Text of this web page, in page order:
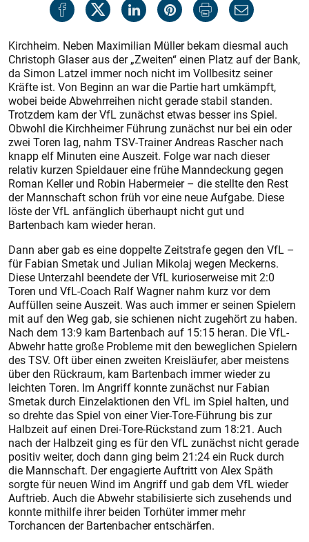
Kirchheim. Neben Maximilian Müller bekam diesmal auch
Christoph Glaser aus der „Zweiten“ einen Platz auf der Bank,
da Simon Latzel immer noch nicht im Vollbesitz seiner
Kräfte ist. Von Beginn an war die Partie hart umkämpft,
wobei beide Abwehrreihen nicht gerade stabil standen.
Trotzdem kam der VfL zunächst etwas besser ins Spiel.
Obwohl die Kirchheimer Führung zunächst nur bei ein oder
zwei Toren lag, nahm TSV-Trainer Andreas Rascher nach
knapp elf Minuten eine Auszeit. Folge war nach dieser
relativ kurzen Spieldauer eine frühe Manndeckung gegen
Roman Keller und Robin Habermeier – die stellte den Rest
der Mannschaft schon früh vor eine neue Aufgabe. Diese
löste der VfL anfänglich überhaupt nicht gut und
Bartenbach kam wieder heran.
Dann aber gab es eine doppelte Zeitstrafe gegen den VfL –
für Fabian Smetak und Julian Mikolaj wegen Meckerns.
Diese Unterzahl beendete der VfL kurioserweise mit 2:0
Toren und VfL-Coach Ralf Wagner nahm kurz vor dem
Auffüllen seine Auszeit. Was auch immer er seinen Spielern
mit auf den Weg gab, sie schienen nicht zugehört zu haben.
Nach dem 13:9 kam Bartenbach auf 15:15 heran. Die VfL-
Abwehr hatte große Probleme mit den beweglichen Spielern
des TSV. Oft über einen zweiten Kreisläufer, aber meistens
über den Rückraum, kam Bartenbach immer wieder zu
leichten Toren. Im Angriff konnte zunächst nur Fabian
Smetak durch Einzelaktionen den VfL im Spiel halten, und
so drehte das Spiel von einer Vier-Tore-Führung bis zur
Halbzeit auf einen Drei-Tore-Rückstand zum 18:21. Auch
nach der Halbzeit ging es für den VfL zunächst nicht gerade
positiv weiter, doch dann ging beim 21:24 ein Ruck durch
die Mannschaft. Der engagierte Auftritt von Alex Späth
sorgte für neuen Wind im Angriff und gab dem VfL wieder
Auftrieb. Auch die Abwehr stabilisierte sich zusehends und
konnte mithilfe ihrer beiden Torhüter immer mehr
Torchancen der Bartenbacher entschärfen.